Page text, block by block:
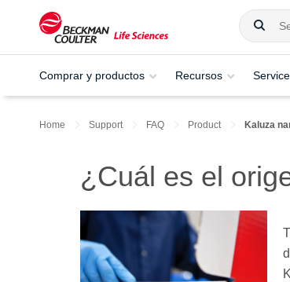
Comprar y productos Recursos Service
Home Support FAQ Product Kaluza
¿Cuál es el